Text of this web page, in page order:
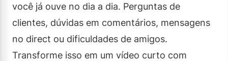
você já ouve no dia a dia. Perguntas de
clientes, dúvidas em comentários, mensagens
no direct ou dificuldades de amigos.
Transforme isso em um vídeo curto com